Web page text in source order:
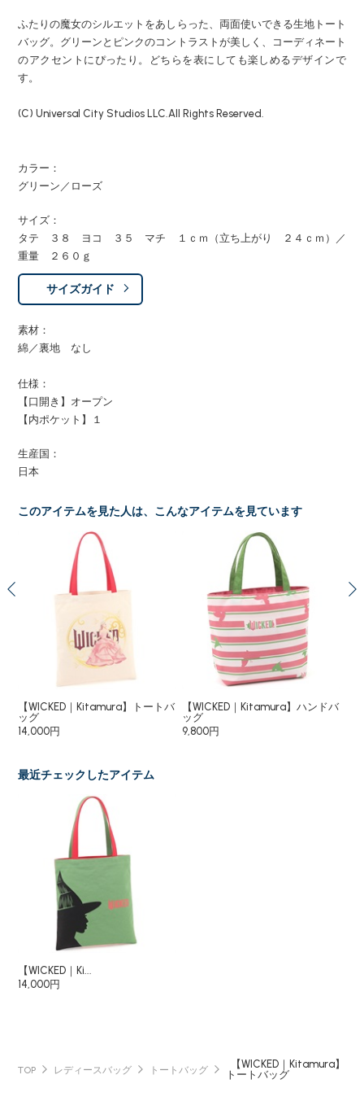
ふたりの魔女のシルエットをあしらった、両面使いできる生地トート
バッグ。グリーンとピンクのコントラストが美しく、コーディネート
のアクセントにぴったり。どちらを表にしても楽しめるデザインで
す。
(C) Universal City Studios LLC.All Rights Reserved.
カラー：
グリーン／ローズ
サイズ：
タテ ３８ ヨコ ３５ マチ １ｃｍ（立ち上がり ２４ｃｍ）／
重量 ２６０ｇ
サイズガイド
素材：
綿／裏地 なし
仕様：
【口開き】オープン
【内ポケット】１
生産国：
日本
このアイテムを見た人は、こんなアイテムを見ています
【WICKED｜Kitamura】トートバ
ッグ
14,000円
【WICKED｜Kitamura】ハンドバ
ッグ
9,800円
最近チェックしたアイテム
【WICKED｜Ki...
14,000円
TOP レディースバッグ トートバッグ
【WICKED｜Kitamura】
トートバッグ